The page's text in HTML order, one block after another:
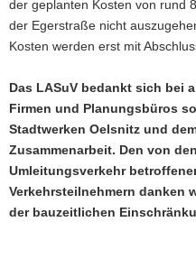
der geplanten Kosten von rund
der Egerstraße nicht
Kosten werden erst mit
Das LASuV bedankt sich bei
Firmen und Planungsbüros
Stadtwerken Oelsnitz und
Zusammenarbeit. Den von
Umleitungsverkehr
Verkehrsteilnehmern danken
der bauzeitlichen